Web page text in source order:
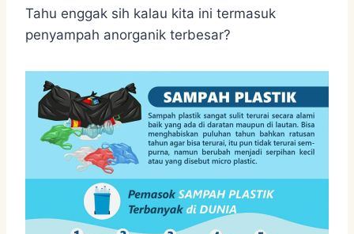
Tahu enggak sih kalau kita ini termasuk
penyampah anorganik terbesar?